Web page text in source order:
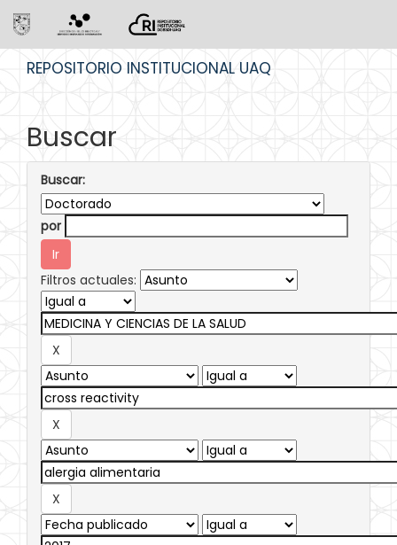
REPOSITORIO INSTITUCIONAL UAQ
Buscar
Buscar:
por
Filtros actuales: